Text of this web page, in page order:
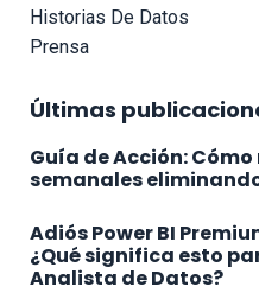
Historias De Datos
Prensa
Últimas
Guía de Acción:
semanales
Adiós Power BI
¿Qué significa esto
Analista de Datos?